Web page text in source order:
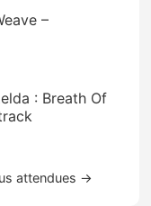
–
: Breath Of
attendues →